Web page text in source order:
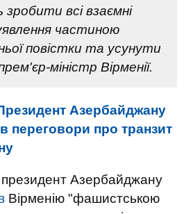
всі взаємні
частиною
повістки та усунути
міністр Вірменії.
Азербайджану
переговори про транзит
Азербайджану
Вірменію "фашистською